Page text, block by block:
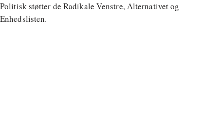
Politisk støtter de Radikale Venstre, Alternativet og
Enhedslisten.